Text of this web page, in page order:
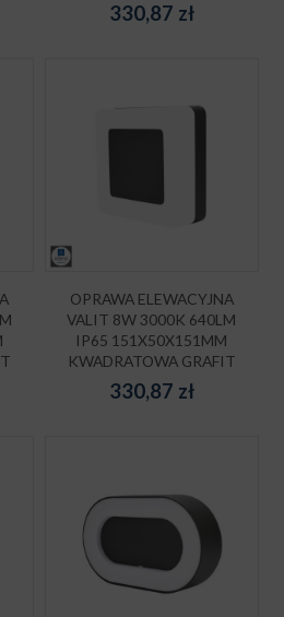
330,87 zł
OPRAWA ELEWACYJNA
VALIT 8W 3000K 640LM
IP65 151X50X151MM
KWADRATOWA GRAFIT
330,87 zł